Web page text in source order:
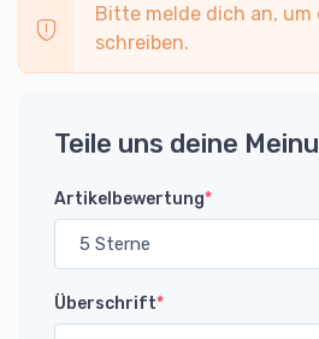
Bitte melde dich an,
schreiben.
Teile uns deine
Artikelbewertung*
Überschrift*